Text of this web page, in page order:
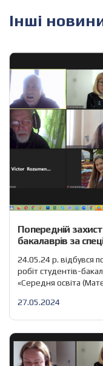
Інші
Попередній
бакалаврів за
24.05.24 р. відбувся
робіт студентів-
«Середня освіта
розглянуто наступні
доц. Кузнєцова В. О.,
27.05.2024